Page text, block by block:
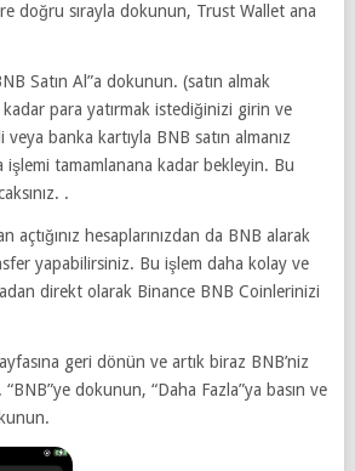
doğru sırayla dokunun, Trust Wallet ana
Satın Al”a dokunun. (satın almak
kadar para yatırmak istediğinizi girin ve
veya banka kartıyla BNB satın almanız
işlemi tamamlanana kadar bekleyin. Bu
.
açtığınız hesaplarınızdan da BNB alarak
yapabilirsiniz. Bu işlem daha kolay ve
direkt olarak Binance BNB Coinlerinizi
geri dönün ve artık biraz BNB’niz
dokunun, “Daha Fazla”ya basın ve